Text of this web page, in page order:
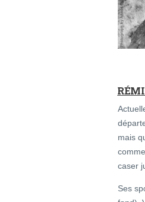
mais
caser
Ses